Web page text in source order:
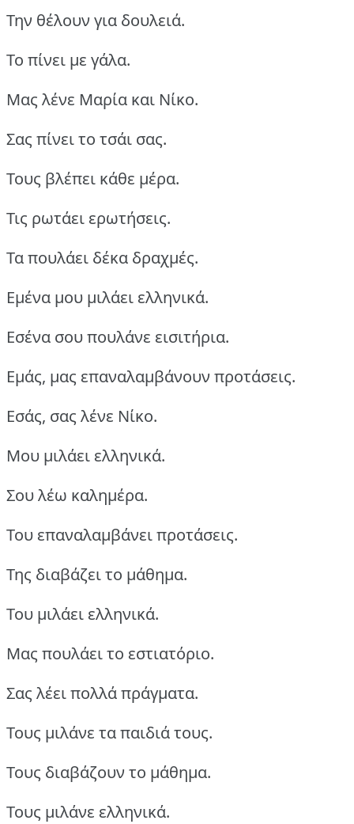
Την θέλουν για δουλειά.
Το πίνει με γάλα.
Μας λένε Μαρία και Νίκο.
Σας πίνει το τσάι σας.
Τους βλέπει κάθε μέρα.
Τις ρωτάει ερωτήσεις.
Τα πουλάει δέκα δραχμές.
Εμένα μου μιλάει ελληνικά.
Εσένα σου πουλάνε εισιτήρια.
Εμάς, μας επαναλαμβάνουν προτάσεις.
Εσάς, σας λένε Νίκο.
Μου μιλάει ελληνικά.
Σου λέω καλημέρα.
Του επαναλαμβάνει προτάσεις.
Της διαβάζει το μάθημα.
Του μιλάει ελληνικά.
Μας πουλάει το εστιατόριο.
Σας λέει πολλά πράγματα.
Τους μιλάνε τα παιδιά τους.
Τους διαβάζουν το μάθημα.
Τους μιλάνε ελληνικά.